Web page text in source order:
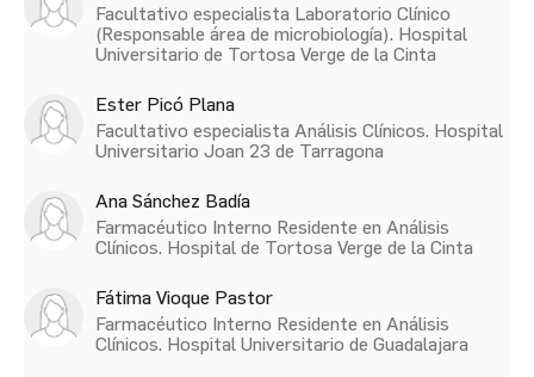
Facultativo especialista Laboratorio Clínico
(Responsable área de microbiología). Hospital
Universitario de Tortosa Verge de la Cinta
Ester Picó Plana
Facultativo especialista Análisis Clínicos. Hospital
Universitario Joan 23 de Tarragona
Ana Sánchez Badía
Farmacéutico Interno Residente en Análisis
Clínicos. Hospital de Tortosa Verge de la Cinta
Fátima Vioque Pastor
Farmacéutico Interno Residente en Análisis
Clínicos. Hospital Universitario de Guadalajara